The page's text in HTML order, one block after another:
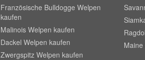
Französische Bulldogge Welpen
kaufen
Malinois Welpen kaufen
Dackel Welpen kaufen
Zwergspitz Welpen kaufen